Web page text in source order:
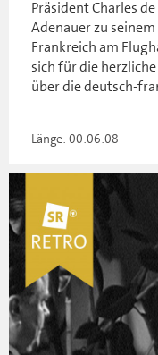
Präsident Charles
Adenauer zu
Frankreich am
sich für die
über die deutsch-
Länge: 00:06:08